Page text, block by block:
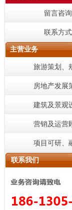
留言咨询
联系方式
主营业务
旅游策划、
房地产发展
建筑及景观
营销及运营
项目可研、
联系我们